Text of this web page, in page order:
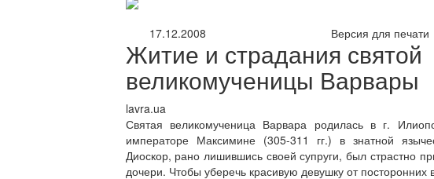
17.12.2008 Версия для печати
Житие и страдания святой
великомученицы Варвары
lavra.ua
Святая великомученица Варвара родилась в г.
императоре Максимине (305-311 гг.) в знатной
Диоскор, рано лишившись своей супруги, был страстно
дочери. Чтобы уберечь красивую девушку от посторонних